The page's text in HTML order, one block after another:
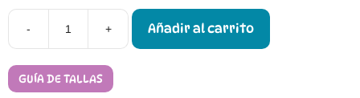
-
Attipas
Conejo
+ Añadir al carrito
GUÍA DE TALLAS